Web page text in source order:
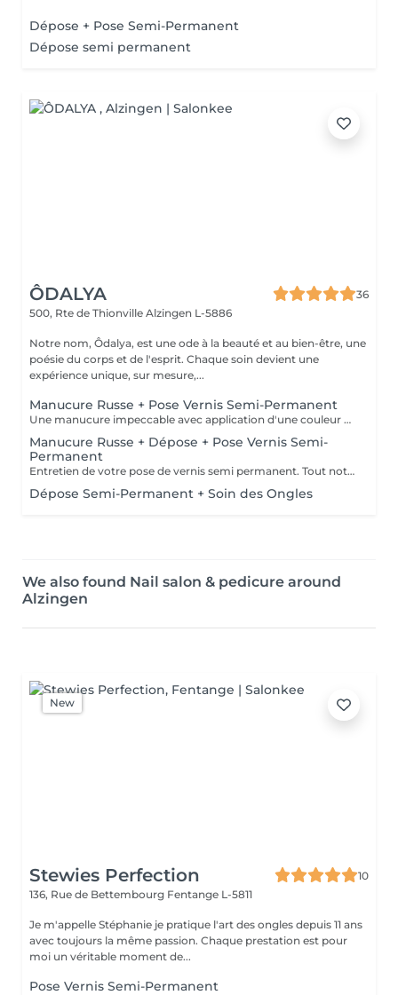
Dépose + Pose Semi-Permanent
Dépose semi permanent
ÔDALYA
36
500, Rte de Thionville Alzingen L-5886
Notre nom, Ôdalya, est une ode à la beauté et au bien-être, une
poésie du corps et de l'esprit. Chaque soin devient une
expérience unique, sur mesure,...
Manucure Russe + Pose Vernis Semi-Permanent
Une manucure impeccable avec application d'une couleur au choix. La couleur est appliquée sous la cuticule, ce qui permet une repousse moins visible. Tout notre matériel est à usage unique et/ou stérilisé pour garantir une hygiène irréprochable durant votre prestation.
Manucure Russe + Dépose + Pose Vernis Semi-
Permanent
Entretien de votre pose de vernis semi permanent. Tout notre matériel est à usage unique et/ou stérilisé pour garantir une hygiène irréprochable durant votre prestation.
Dépose Semi-Permanent + Soin des Ongles
We also found Nail salon & pedicure around
Alzingen
New
Stewies Perfection
10
136, Rue de Bettembourg Fentange L-5811
Je m'appelle Stéphanie je pratique l'art des ongles depuis 11 ans
avec toujours la même passion. Chaque prestation est pour
moi un véritable moment de...
Pose Vernis Semi-Permanent